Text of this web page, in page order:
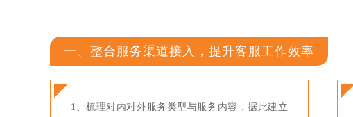
一、整合服务渠道接入，提升客服工作效率
1、梳理对内对外服务类型与服务内容，据此建立